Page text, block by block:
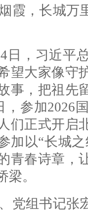
霞，长城万
日，习近平
望大家像守
事，把祖先
，参加2026
们正式开启
加以“长城
青春诗章，
。
党组书记张